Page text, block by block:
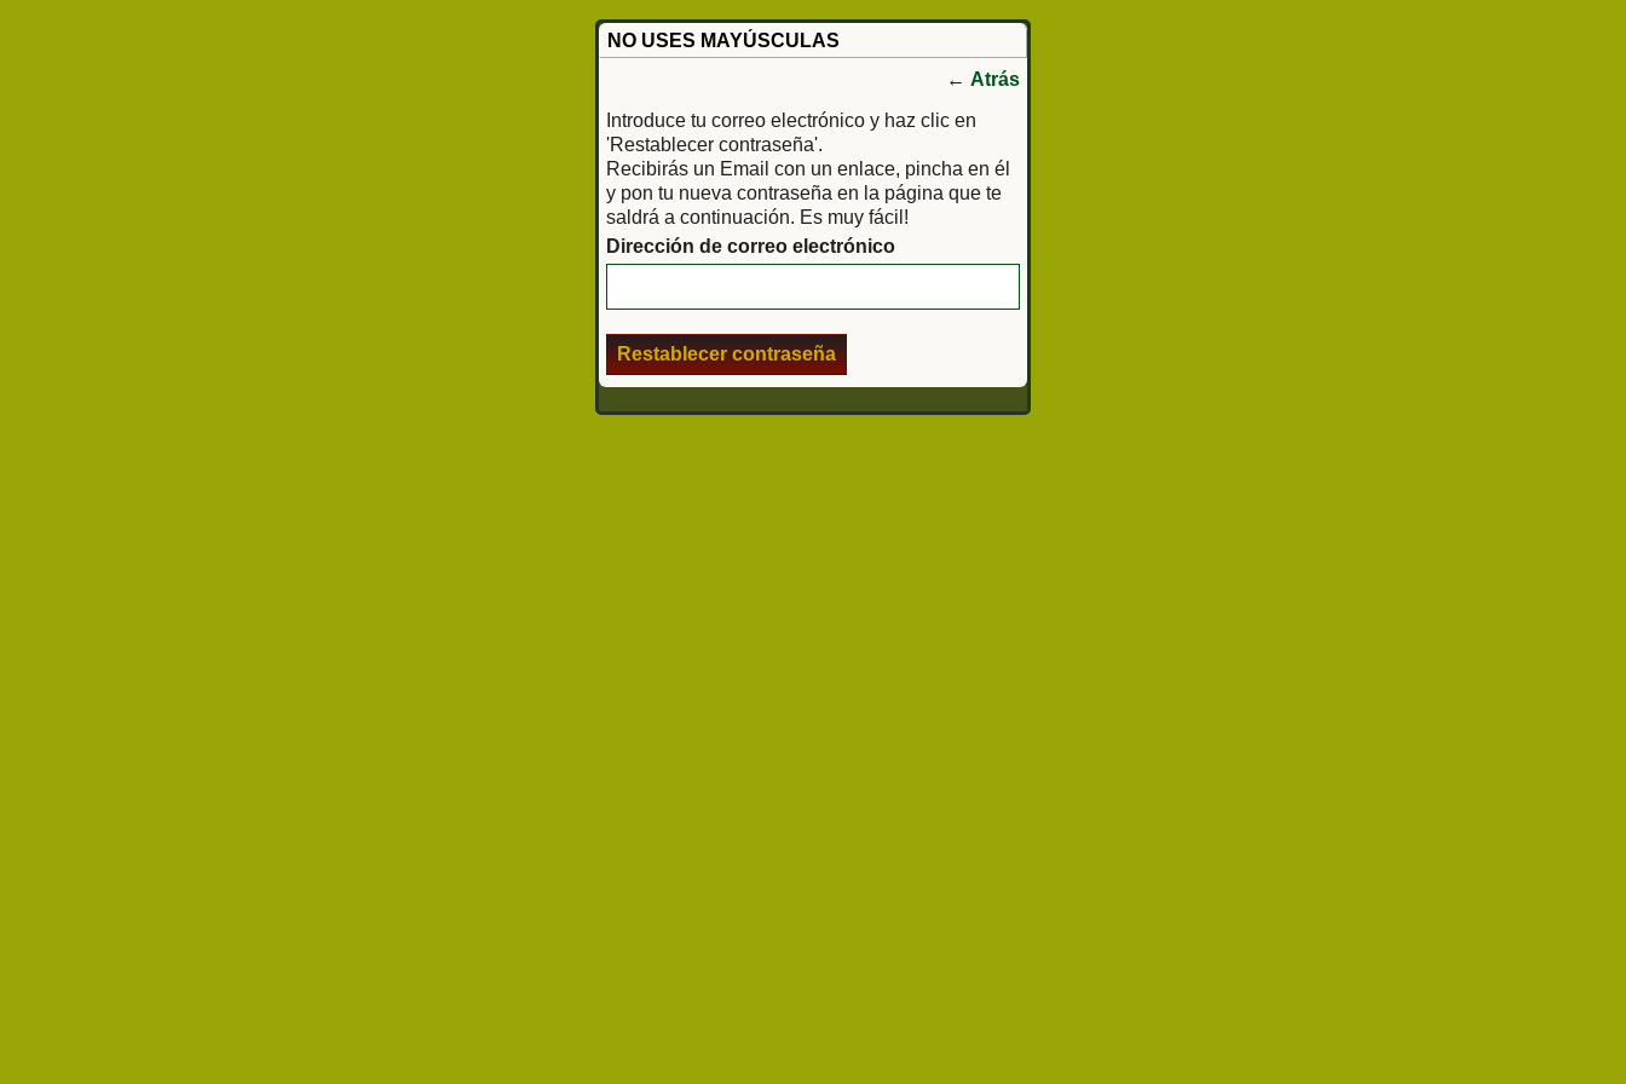
NO USES MAYÚSCULAS
← Atrás
Introduce tu correo electrónico y haz clic en
'Restablecer contraseña'.
Recibirás un Email con un enlace, pincha en él
y pon tu nueva contraseña en la página que te
saldrá a continuación. Es muy fácil!
Dirección de correo electrónico